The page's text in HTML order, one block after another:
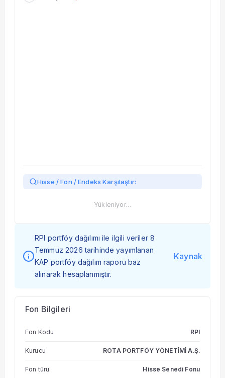
Hisse / Fon / Endeks Karşılaştır:
Yükleniyor…
RPI portföy dağılımı ile ilgili veriler 8
Temmuz 2026 tarihinde yayımlanan
KAP portföy dağılım raporu baz
alınarak hesaplanmıştır.
Kaynak
Fon Bilgileri
Fon Kodu RPI
Kurucu ROTA PORTFÖY YÖNETİMİ A.Ş.
Fon türü Hisse Senedi Fonu